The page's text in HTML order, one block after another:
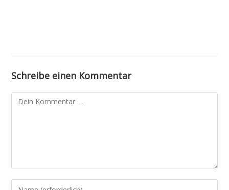
Schreibe einen Kommentar